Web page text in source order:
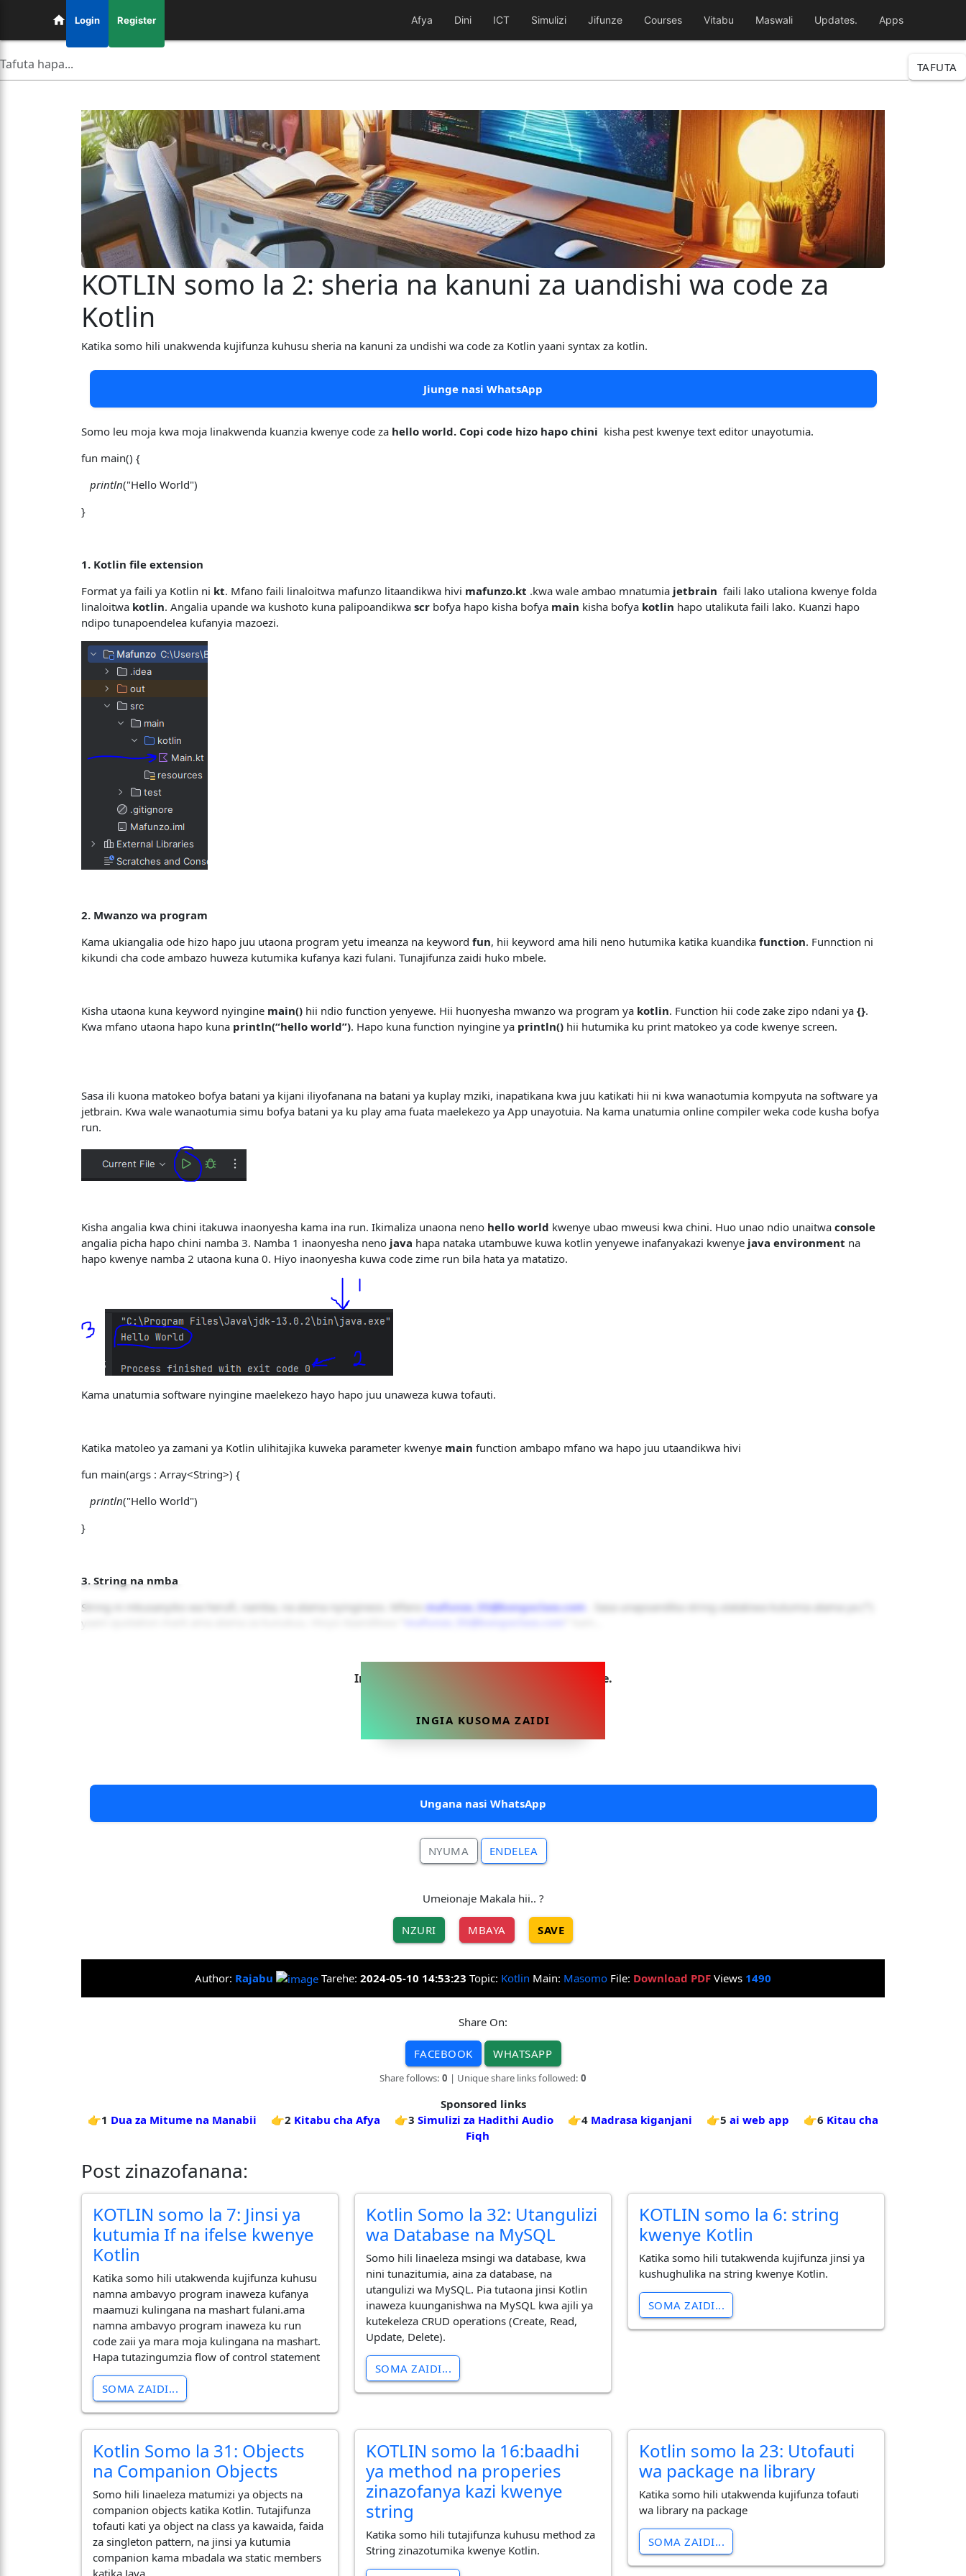
Login Register Afya Dini ICT Simulizi Jifunze Courses Vitabu Maswali Updates. Apps
TAFUTA
KOTLIN somo la 2: sheria na kanuni za uandishi wa code za
Kotlin
Katika somo hili unakwenda kujifunza kuhusu sheria na kanuni za undishi wa code za Kotlin yaani syntax za kotlin.
Jiunge nasi WhatsApp
Somo leu moja kwa moja linakwenda kuanzia kwenye code za hello world. Copi code hizo hapo chini kisha pest kwenye text editor unayotumia.
fun main() {
println("Hello World")
}
1. Kotlin file extension
Format ya faili ya Kotlin ni kt. Mfano faili linaloitwa mafunzo litaandikwa hivi mafunzo.kt .kwa wale ambao mnatumia jetbrain faili lako utaliona kwenye folda
linaloitwa kotlin. Angalia upande wa kushoto kuna palipoandikwascr bofya hapo kisha bofya main kisha bofya kotlin hapo utalikuta faili lako. Kuanzi hapo
ndipo tunapoendelea kufanyia mazoezi.
2. Mwanzo wa program
Kama ukiangalia ode hizo hapo juu utaona program yetu imeanza na keywordfun, hii keyword ama hili neno hutumika katika kuandikafunction. Funnction ni
kikundi cha code ambazo huweza kutumika kufanya kazi fulani. Tunajifunza zaidi huko mbele.
Kisha utaona kuna keyword nyingine main() hii ndio function yenyewe. Hii huonyesha mwanzo wa program ya kotlin. Function hii code zake zipo ndani ya{}.
Kwa mfano utaona hapo kuna println(“hello world”). Hapo kuna function nyingine ya println() hii hutumika ku print matokeo ya code kwenye screen.
Sasa ili kuona matokeo bofya batani ya kijani iliyofanana na batani ya kuplay mziki, inapatikana kwa juu katikati hii ni kwa wanaotumia kompyuta na software ya
jetbrain. Kwa wale wanaotumia simu bofya batani ya ku play ama fuata maelekezo ya App unayotuia. Na kama unatumia online compiler weka code kusha bofya
run.
Kisha angalia kwa chini itakuwa inaonyesha kama ina run. Ikimaliza unaona neno hello world kwenye ubao mweusi kwa chini. Huo unao ndio unaitwaconsole
angalia picha hapo chini namba 3. Namba 1 inaonyesha neno java hapa nataka utambuwe kuwa kotlin yenyewe inafanyakazi kwenye java environment na
hapo kwenye namba 2 utaona kuna 0. Hiyo inaonyesha kuwa code zime run bila hata ya matatizo.
Kama unatumia software nyingine maelekezo hayo hapo juu unaweza kuwa tofauti.
Katika matoleo ya zamani ya Kotlin ulihitajika kuweka parameter kwenye main function ambapo mfano wa hapo juu utaandikwa hivi
fun main(args : Array<String>) {
println("Hello World")
}
3. String na nmba
String ni mkusanyiko wa herufi, namba, na alama nyinginezo. Mfano mafunzo_55@bongoclass.com . Sasa unapoandika string utatakiwa kutumia alama ya (
yaani quotation mark ama alama za kunukuu. Hivyo itaandikwa
Ingia sasa ili uweze kusoma makala hii yote.
INGIA KUSOMA ZAIDI
Ungana nasi WhatsApp
NYUMA ENDELEA
Umeionaje Makala hii.. ?
NZURI MBAYA SAVE
Author: Rajabu Tarehe: 2024-05-10 14:53:23 Topic: Kotlin Main: Masomo File: Download PDF Views 1490
Share On:
FACEBOOK WHATSAPP
Share follows: 0 | Unique share links followed: 0
Sponsored links
👉1 Dua za Mitume na Manabii 👉2 Kitabu cha Afya 👉3 Simulizi za Hadithi Audio 👉4 Madrasa kiganjani 👉5 ai web app 👉6 Kitau cha
Fiqh
Post zinazofanana:
KOTLIN somo la 7: Jinsi ya
kutumia If na ifelse kwenye
Kotlin
Katika somo hili utakwenda kujifunza kuhusu
namna ambavyo program inaweza kufanya
maamuzi kulingana na mashart fulani.ama
namna ambavyo program inaweza ku run
code zaii ya mara moja kulingana na mashart.
Hapa tutazingumzia flow of control statement
SOMA ZAIDI...
Kotlin Somo la 32: Utangulizi
wa Database na MySQL
Somo hili linaeleza msingi wa database, kwa
nini tunazitumia, aina za database, na
utangulizi wa MySQL. Pia tutaona jinsi Kotlin
inaweza kuunganishwa na MySQL kwa ajili ya
kutekeleza CRUD operations (Create, Read,
Update, Delete).
SOMA ZAIDI...
KOTLIN somo la 6: string
kwenye Kotlin
Katika somo hili tutakwenda kujifunza jinsi ya
kushughulika na string kwenye Kotlin.
SOMA ZAIDI...
Kotlin Somo la 31: Objects
na Companion Objects
Somo hili linaeleza matumizi ya objects na
companion objects katika Kotlin. Tutajifunza
tofauti kati ya object na class ya kawaida, faida
za singleton pattern, na jinsi ya kutumia
companion kama mbadala wa static members
KOTLIN somo la 16:baadhi
ya method na properies
zinazofanya kazi kwenye
string
Katika somo hili tutajifunza kuhusu method za
String zinazotumika kwenye Kotlin.
Kotlin somo la 23: Utofauti
wa package na library
Katika somo hili utakwenda kujifunza tofauti
wa library na package
SOMA ZAIDI...